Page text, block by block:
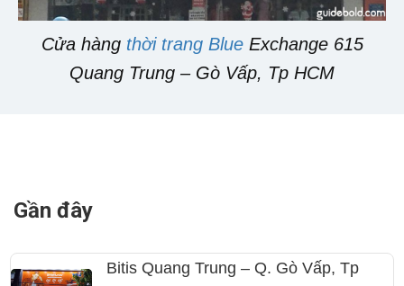
Cửa hàng thời trang BlueExchange 615
Quang Trung – Gò Vấp, Tp HCM
Gần đây
Bitis Quang Trung – Q. Gò Vấp, Tp